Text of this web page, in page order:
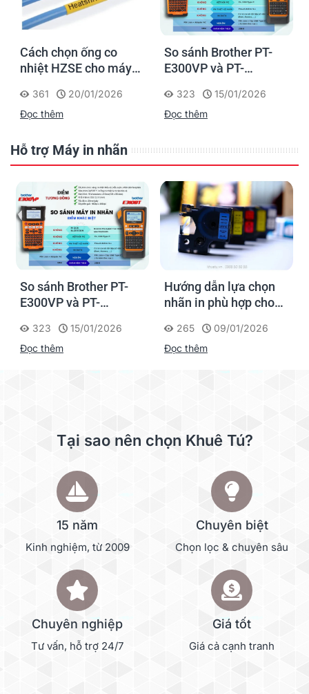
Cách chọn ống co
nhiệt HZSE cho máy in
361
20/01/2026
Đọc thêm
So sánh Brother PT-
E300VP và PT-
323
15/01/2026
Đọc thêm
Hỗ trợ Máy in nhãn
So sánh Brother PT-
E300VP và PT-
323
15/01/2026
Đọc thêm
Hướng dẫn lựa chọn
nhãn in phù hợp cho
265
09/01/2026
Đọc thêm
Tại sao nên chọn Khuê Tú?
15 năm
Kinh nghiệm, từ 2009
Chuyên biệt
Chọn lọc & chuyên sâu
Chuyên nghiệp
Tư vấn, hỗ trợ 24/7
Giá tốt
Giá cả cạnh tranh